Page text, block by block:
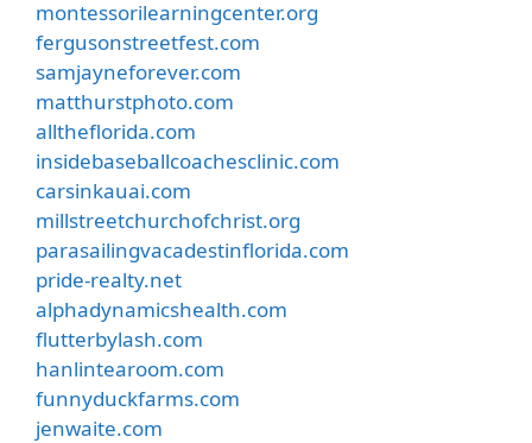
montessorilearningcenter.org
fergusonstreetfest.com
samjayneforever.com
matthurstphoto.com
alltheflorida.com
insidebaseballcoachesclinic.com
carsinkauai.com
millstreetchurchofchrist.org
parasailingvacadestinflorida.com
pride-realty.net
alphadynamicshealth.com
flutterbylash.com
hanlintearoom.com
funnyduckfarms.com
jenwaite.com